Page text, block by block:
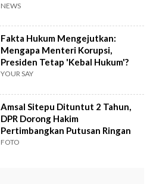
NEWS
Fakta Hukum Mengejutkan:
Mengapa Menteri Korupsi,
Presiden Tetap 'Kebal Hukum'?
YOUR SAY
Amsal Sitepu Dituntut 2 Tahun,
DPR Dorong Hakim
Pertimbangkan Putusan Ringan
FOTO